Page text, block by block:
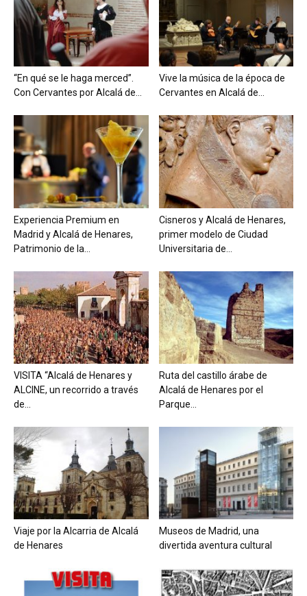
“En qué se le haga merced”.
Con Cervantes por Alcalá de...
Vive la música de la época de
Cervantes en Alcalá de...
Experiencia Premium en
Madrid y Alcalá de Henares,
Patrimonio de la...
Cisneros y Alcalá de Henares,
primer modelo de Ciudad
Universitaria de...
VISITA “Alcalá de Henares y
ALCINE, un recorrido a través
de...
Ruta del castillo árabe de
Alcalá de Henares por el
Parque...
Viaje por la Alcarria de Alcalá
de Henares
Museos de Madrid, una
divertida aventura cultural